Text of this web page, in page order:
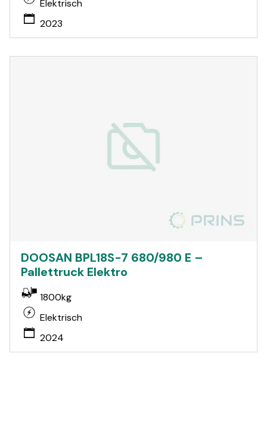
Elektrisch
2023
DOOSAN BPL18S-7 680/980 E –
Pallettruck Elektro
1800kg
Elektrisch
2024